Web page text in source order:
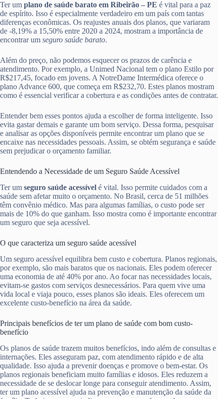
Ter um plano de saúde barato em Ribeirão – PE é vital para a paz
de espírito. Isso é especialmente verdadeiro em um país com tantas
diferenças econômicas. Os reajustes anuais dos planos, que variaram
de -8,19% a 15,50% entre 2020 a 2024, mostram a importância de
encontrar um seguro saúde barato.
Além do preço, não podemos esquecer os prazos de carência e
atendimento. Por exemplo, a Unimed Nacional tem o plano Estilo por
R$217,45, focado em jovens. A NotreDame Intermédica oferece o
plano Advance 600, que começa em R$232,70. Estes planos mostram
como é essencial verificar a cobertura e as condições antes de contratar.
Entender bem esses pontos ajuda a escolher de forma inteligente. Isso
evita gastar demais e garante um bom serviço. Dessa forma, pesquisar
e analisar as opções disponíveis permite encontrar um plano que se
encaixe nas necessidades pessoais. Assim, se obtém segurança e saúde
sem prejudicar o orçamento familiar.
Entendendo a Necessidade de um Seguro Saúde Acessível
Ter um seguro saúde acessível é vital. Isso permite cuidados com a
saúde sem afetar muito o orçamento. No Brasil, cerca de 51 milhões
têm convênio médico. Mas para algumas famílias, o custo pode ser
mais de 10% do que ganham. Isso mostra como é importante encontrar
um seguro que seja acessível.
O que caracteriza um seguro saúde acessível
Um seguro acessível equilibra bem custo e cobertura. Planos regionais,
por exemplo, são mais baratos que os nacionais. Eles podem oferecer
uma economia de até 40% por ano. Ao focar nas necessidades locais,
evitam-se gastos com serviços desnecessários. Para quem vive uma
vida local e viaja pouco, esses planos são ideais. Eles oferecem um
excelente custo-benefício na área da saúde.
Principais benefícios de ter um plano de saúde com bom custo-
benefício
Os planos de saúde trazem muitos benefícios, indo além de consultas e
internações. Eles asseguram paz, com atendimento rápido e de alta
qualidade. Isso ajuda a prevenir doenças e promove o bem-estar. Os
planos regionais beneficiam muito famílias e idosos. Eles reduzem a
necessidade de se deslocar longe para conseguir atendimento. Assim,
ter um plano acessível ajuda na prevenção e manutenção da saúde da